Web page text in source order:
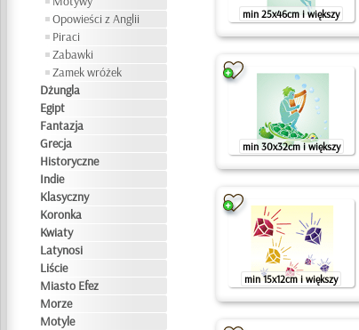
Opowieści z Anglii
Piraci
Zabawki
Zamek wróżek
Dżungla
Egipt
Fantazja
Grecja
Historyczne
Indie
Klasyczny
Koronka
Kwiaty
Latynosi
Liście
Miasto Efez
Morze
Motyle
min 25x46cm i większy
min 30x32cm i większy
min 15x12cm i większy